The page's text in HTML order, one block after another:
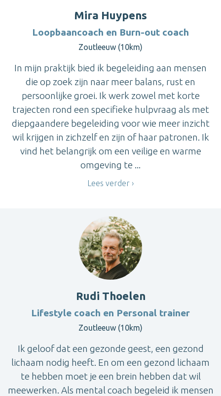
Mira Huypens
Loopbaancoach en Burn-out coach
Zoutleeuw (10km)
In mijn praktijk bied ik begeleiding aan mensen
die op zoek zijn naar meer balans, rust en
persoonlijke groei. Ik werk zowel met korte
trajecten rond een specifieke hulpvraag als met
diepgaandere begeleiding voor wie meer inzicht
wil krijgen in zichzelf en zijn of haar patronen. Ik
vind het belangrijk om een veilige en warme
omgeving te ...
Lees verder
Rudi Thoelen
Lifestyle coach en Personal trainer
Zoutleeuw (10km)
Ik geloof dat een gezonde geest, een gezond
lichaam nodig heeft. En om een gezond lichaam
te hebben moet je een brein hebben dat wil
meewerken. Als mental coach begeleid ik mensen